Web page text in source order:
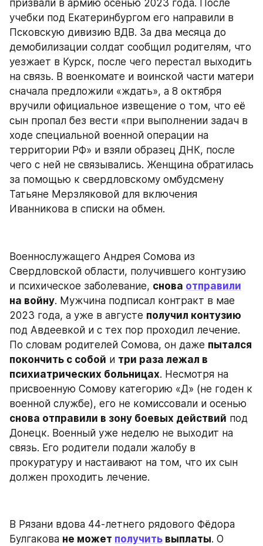
призвали в армию осенью 2023 года. После
учебки под Екатеринбургом его направили в
Псковскую дивизию ВДВ. За два месяца до
демобилизации солдат сообщил родителям, что
уезжает в Курск, после чего перестал выходить
на связь. В военкомате и воинской части матери
сначала предложили «ждать», а 8 октября
вручили официальное извещение о том, что её
сын пропал без вести «при выполнении задач в
ходе специальной военной операции на
территории РФ» и взяли образец ДНК, после
чего с ней не связывались. Женщина обратилась
за помощью к свердловскому омбудсмену
Татьяне Мерзляковой для включения
Иванникова в списки на обмен.
Военнослужащего Андрея Сомова из
Свердловской области, получившего контузию
и психическое заболевание, снова отправили
на войну. Мужчина подписал контракт в мае
2023 года, а уже в августе получил контузию
под Авдеевкой и с тех пор проходил лечение.
По словам родителей Сомова, он даже пытался
покончить с собой и три раза лежал в
психиатрических больницах. Несмотря на
присвоенную Сомову категорию «Д» (не годен к
снова отправили в зону боевых действий под
Донецк. Военный уже неделю не выходит на
связь. Его родители подали жалобу в
прокуратуру и настаивают на том, что их сын
должен проходить лечение.
В Рязани вдова 44-летнего рядового Фёдора
Булгакова не может получить выплаты. О